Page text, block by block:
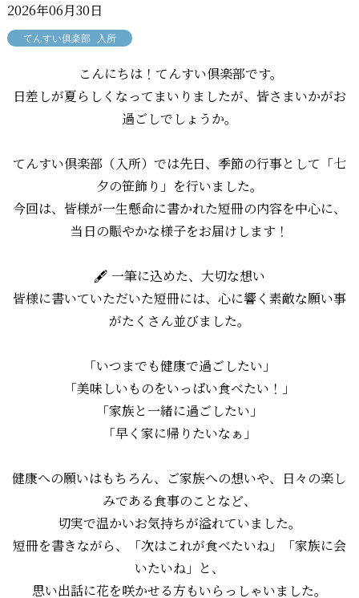
2026年06月30日
てんすい俱楽部 入所
こんにちは！てんすい倶楽部です。
日差しが夏らしくなってまいりましたが、皆さまいかがお
過ごしでしょうか。
てんすい倶楽部（入所）では先日、季節の行事として「七
夕の笹飾り」を行いました。
今回は、皆様が一生懸命に書かれた短冊の内容を中心に、
当日の賑やかな様子をお届けします！
🖋 一筆に込めた、大切な想い
皆様に書いていただいた短冊には、心に響く素敵な願い事
がたくさん並びました。
「いつまでも健康で過ごしたい」
「美味しいものをいっぱい食べたい！」
「家族と一緒に過ごしたい」
「早く家に帰りたいなぁ」
健康への願いはもちろん、ご家族への想いや、日々の楽し
みである食事のことなど、
切実で温かいお気持ちが溢れていました。
短冊を書きながら、「次はこれが食べたいね」「家族に会
いたいね」と、
思い出話に花を咲かせる方もいらっしゃいました。